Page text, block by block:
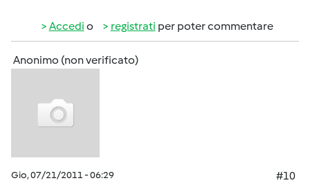
Accedi o registrati per poter commentare
Anonimo (non verificato)
Gio, 07/21/2011 - 06:29
#10